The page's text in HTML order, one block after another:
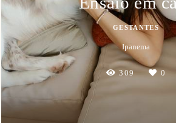
GESTANTES
Ipanema
309 0